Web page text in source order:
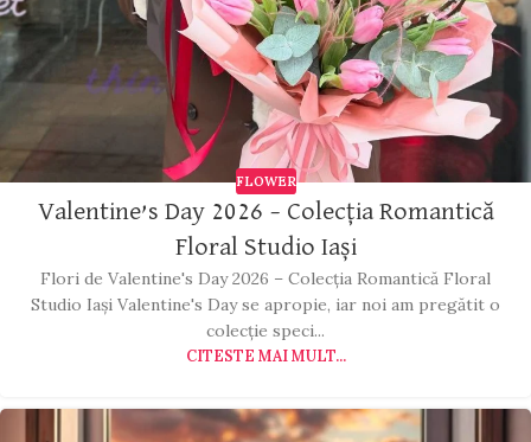
FLOWER
Valentine’s Day 2026 – Colecția Romantică
Floral Studio Iași
Flori de Valentine's Day 2026 – Colecția Romantică Floral
Studio Iași Valentine's Day se apropie, iar noi am pregătit o
colecție speci...
CITESTE MAI MULT...